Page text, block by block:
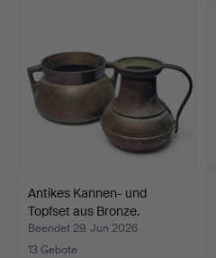
Antikes Kannen- und
Topfset aus Bronze.
Beendet 29. Jun 2026
13 Gebote